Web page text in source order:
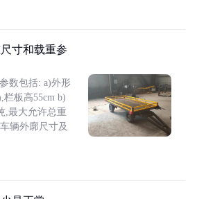
寸和载重参
数包括: a)外形
栏板高55cm b)
,最大允许总重
辆外廓尺寸及